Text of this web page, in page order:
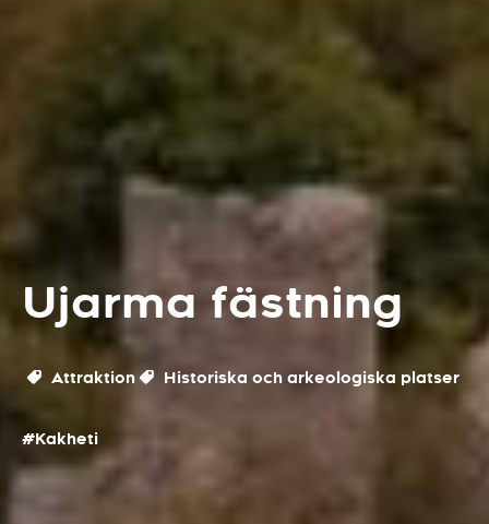
Ujarma fästning
Attraktion Historiska och arkeologiska platser
#Kakheti